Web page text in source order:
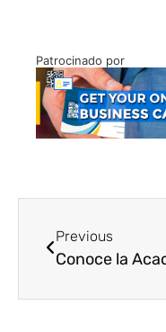
Patrocinado por
Previous